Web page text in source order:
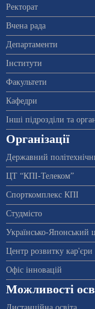
Ректорат
Вчена рада
Департаменти
Інститути
Факультети
Кафедри
Інші підрозділи та
Організації
Державний
ЦТ “КПІ-Телеком”
Спорткомплекс КПІ
Студмісто
Українсько-Японський
Центр розвитку кар'єри
Офіс інновацій
Можливості